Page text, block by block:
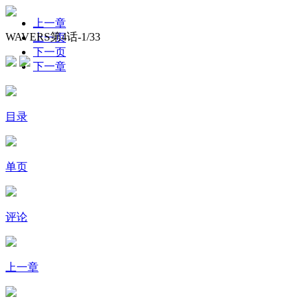
WAVERS第4话-1/33
上一章
上一页
下一页
下一章
目录
单页
评论
上一章